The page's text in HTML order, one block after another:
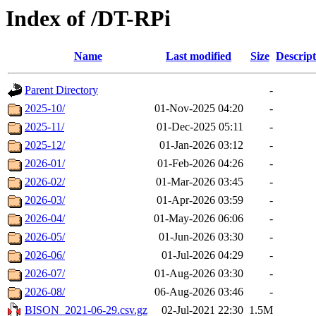
Index of /DT-RPi
Name Last modified Size
Parent Directory
-
2025-10/
01-Nov-2025 04:20
-
2025-11/
01-Dec-2025 05:11
-
2025-12/
01-Jan-2026 03:12
-
2026-01/
01-Feb-2026 04:26
-
2026-02/
01-Mar-2026 03:45
-
2026-03/
01-Apr-2026 03:59
-
2026-04/
01-May-2026 06:06
-
2026-05/
01-Jun-2026 03:30
-
2026-06/
01-Jul-2026 04:29
-
2026-07/
01-Aug-2026 03:30
-
2026-08/
06-Aug-2026 03:46
-
BISON_2021-06-29.csv.gz
02-Jul-2021 22:30 1.5M